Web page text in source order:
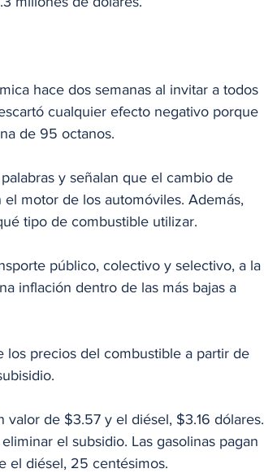
hace dos semanas al invitar a todos
cualquier efecto negativo porque
de 95 octanos.
y señalan que el cambio de
motor de los automóviles. Además,
tipo de combustible utilizar.
público, colectivo y selectivo, a la
inflación dentro de las más bajas a
los precios del combustible a partir de
valor de $3.57 y el diésel, $3.16 dólares.
el subsidio. Las gasolinas pagan
el diésel, 25 centésimos.